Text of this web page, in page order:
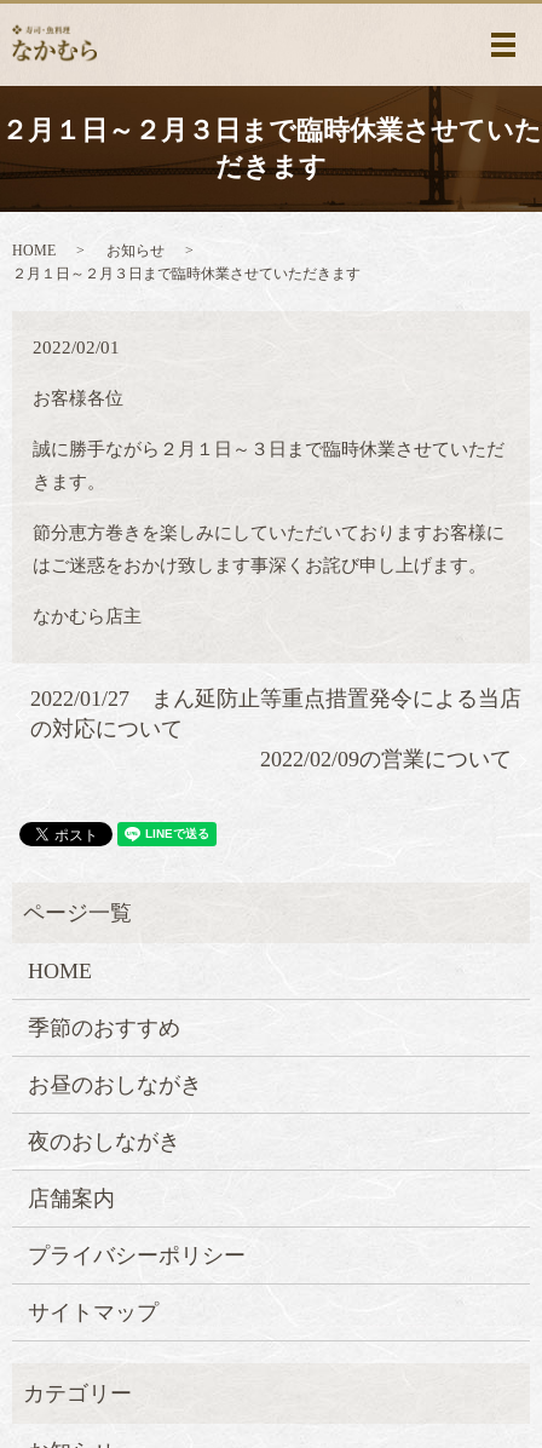
メ
２月１日～２月３日まで臨時休業させていた
だきます
HOME
お知らせ
２月１日～２月３日まで臨時休業させていただきます
2022/02/01
お客様各位
誠に勝手ながら２月１日～３日まで臨時休業させていただ
きます。
節分恵方巻きを楽しみにしていただいておりますお客様に
はご迷惑をおかけ致します事深くお詫び申し上げます。
なかむら店主
2022/01/27 まん延防止等重点措置発令による当店
の対応について
2022/02/09の営業について
HOME
季節のおすすめ
お昼のおしながき
夜のおしながき
店舗案内
プライバシーポリシー
サイトマップ